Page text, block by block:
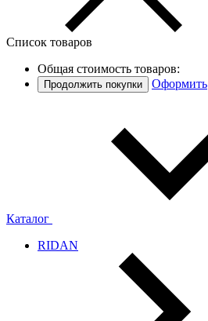
Список товаров
Общая стоимость товаров:
Продолжить покупки Оформить
Каталог
RIDAN